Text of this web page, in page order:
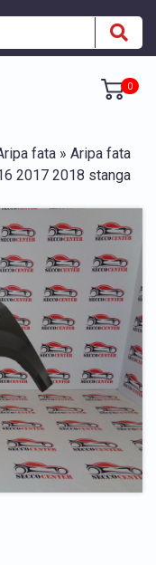
0
fata » Aripa fata
2017 2018 stanga